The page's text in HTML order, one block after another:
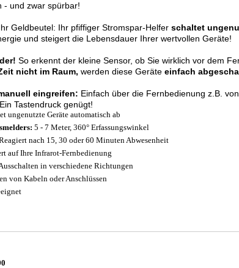
- und zwar spürbar!
Geldbeutel: Ihr pfiffiger Stromspar-Helfer schaltet
und steigert die Lebensdauer Ihrer wertvollen Geräte!
So erkennt der kleine Sensor, ob Sie wirklich vor dem
nicht im Raum, werden diese Geräte einfach
eingreifen: Einfach über die Fernbedienung z.B.
Tastendruck genügt!
ungenutzte Geräte automatisch ab
5 - 7 Meter, 360° Erfassungswinkel
nach 15, 30 oder 60 Minuten Abwesenheit
auf Ihre Infrarot-Fernbedienung
in verschiedene Richtungen
von Kabeln oder Anschlüssen